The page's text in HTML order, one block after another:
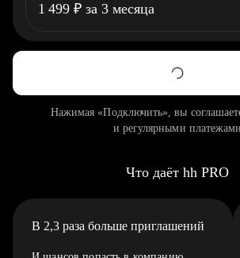
1 499 ₽ за 3 месяца
Нажимая «Подключить», вы
и регулярными платежами
Что даёт hh PRO
В 2,3 раза больше приглашений